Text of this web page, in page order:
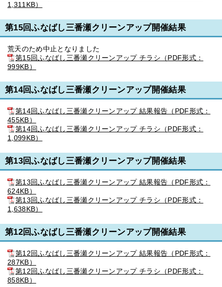
1,311KB）
第15回ふなばし三番瀬クリーンアップ開催結果
荒天のため中止となりました
第15回ふなばし三番瀬クリーンアップ チラシ（PDF形式：
999KB）
第14回ふなばし三番瀬クリーンアップ開催結果
第14回ふなばし三番瀬クリーンアップ 結果報告（PDF形式：
455KB）
第14回ふなばし三番瀬クリーンアップ チラシ（PDF形式：
1,099KB）
第13回ふなばし三番瀬クリーンアップ開催結果
第13回ふなばし三番瀬クリーンアップ 結果報告（PDF形式：
624KB）
第13回ふなばし三番瀬クリーンアップ チラシ（PDF形式：
1,638KB）
第12回ふなばし三番瀬クリーンアップ開催結果
第12回ふなばし三番瀬クリーンアップ 結果報告（PDF形式：
287KB）
第12回ふなばし三番瀬クリーンアップ チラシ（PDF形式：
858KB）